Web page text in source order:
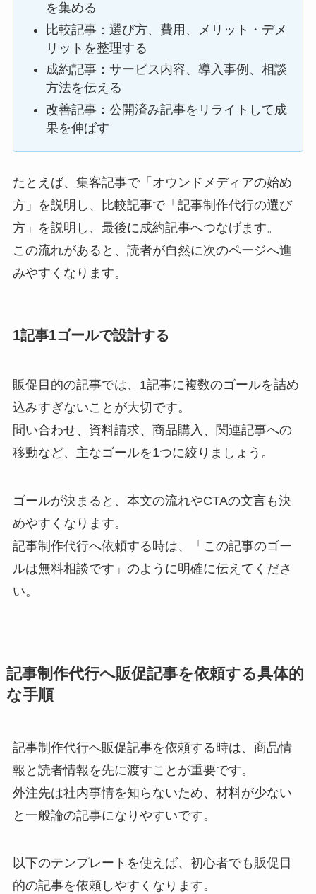
を集める
比較記事：選び方、費用、メリット・デメ
リットを整理する
成約記事：サービス内容、導入事例、相談
方法を伝える
改善記事：公開済み記事をリライトして成
果を伸ばす
たとえば、集客記事で「オウンドメディアの始め
方」を説明し、比較記事で「記事制作代行の選び
方」を説明し、最後に成約記事へつなげます。
この流れがあると、読者が自然に次のページへ進
みやすくなります。
1記事1ゴールで設計する
販促目的の記事では、1記事に複数のゴールを詰め
込みすぎないことが大切です。
問い合わせ、資料請求、商品購入、関連記事への
移動など、主なゴールを1つに絞りましょう。
ゴールが決まると、本文の流れやCTAの文言も決
めやすくなります。
記事制作代行へ依頼する時は、「この記事のゴー
ルは無料相談です」のように明確に伝えてくださ
い。
記事制作代行へ販促記事を依頼する具体的
な手順
記事制作代行へ販促記事を依頼する時は、商品情
報と読者情報を先に渡すことが重要です。
外注先は社内事情を知らないため、材料が少ない
と一般論の記事になりやすいです。
以下のテンプレートを使えば、初心者でも販促目
的の記事を依頼しやすくなります。